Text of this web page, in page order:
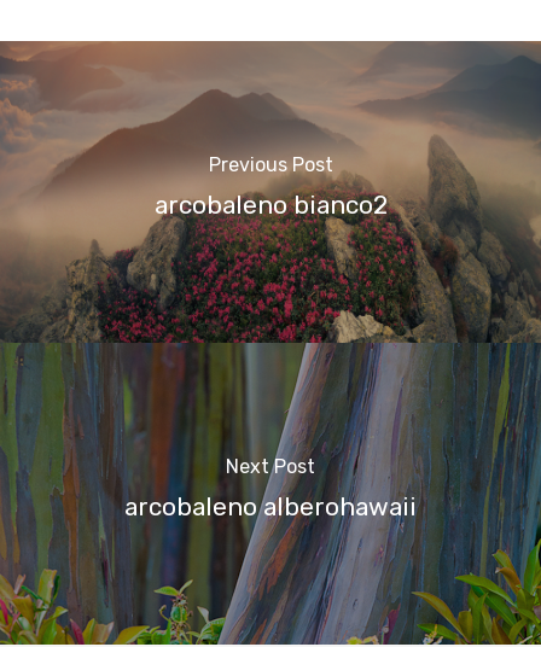
Previous Post
arcobaleno bianco2
Next Post
arcobaleno alberohawaii